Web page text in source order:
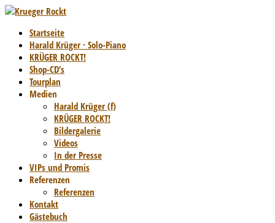
Startseite
Harald Krüger · Solo-Piano
KRÜGER ROCKT!
Shop-CD’s
Tourplan
Medien
Harald Krüger (f)
KRÜGER ROCKT!
Bildergalerie
Videos
In der Presse
VIPs und Promis
Referenzen
Referenzen
Kontakt
Gästebuch